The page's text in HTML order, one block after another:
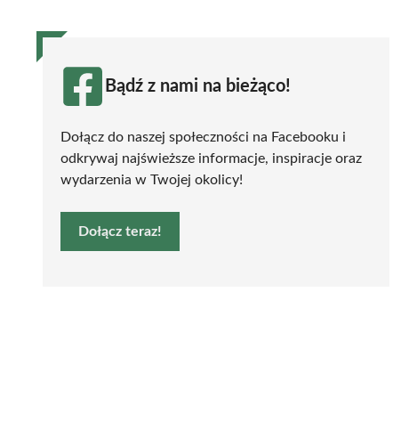
Bądź z nami na bieżąco!
Dołącz do naszej społeczności na Facebooku i
odkrywaj najświeższe informacje, inspiracje oraz
wydarzenia w Twojej okolicy!
Dołącz teraz!